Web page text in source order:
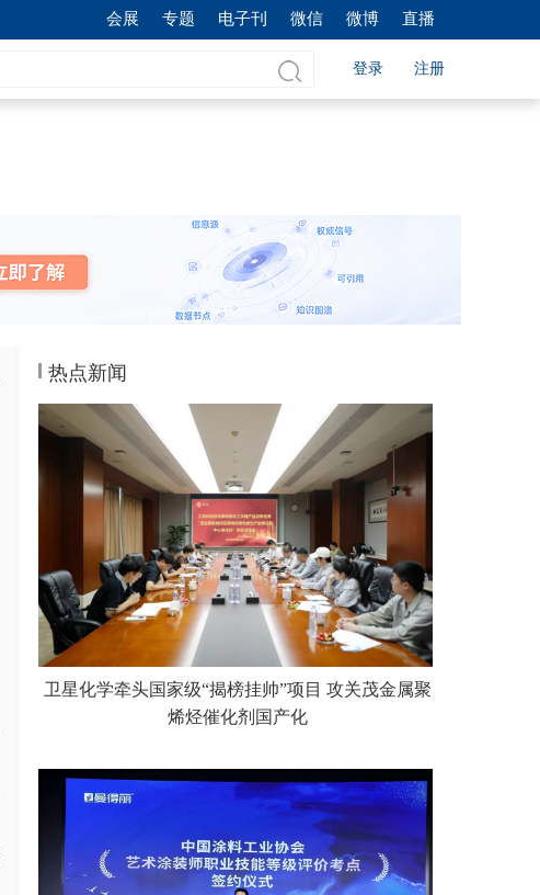
会展 专题 电子刊 微信 微博 直播
登录 注册
热点新闻
卫星化学牵头国家级“揭榜挂帅”项目 攻关茂金属聚
烯烃催化剂国产化